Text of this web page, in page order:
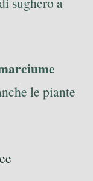
le piante